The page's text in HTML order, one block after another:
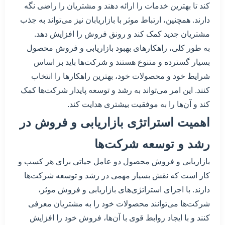
کند تا بهترین خدمات را ارائه دهند و مشتریان را راضی نگه
دارند. همچنین، ارتباط موثر با بازاریابان نیز می‌تواند به جذب
مشتریان جدید کمک کند و رونق فروش را افزایش دهد.
به طور کلی، راهکارهای بهبود بازاریابی و فروش محصول
بسیار گسترده و متنوع هستند و شرکت‌ها باید بر اساس
شرایط خود و محصولات خود، بهترین راهکارها را انتخاب
کنند. این امر می‌تواند به رشد و توسعه پایدار شرکت‌ها کمک
کند و آن‌ها را به موفقیت بیشتری هدایت کند.
اهمیت استراتژی بازاریابی و فروش در
رشد و توسعه شرکت‌ها
بازاریابی و فروش محصول دو عامل حیاتی برای هر کسب و
کار است که نقش بسیار مهمی در رشد و توسعه شرکت‌ها
دارند. با اجرای استراتژی‌های بازاریابی و فروش موثر،
شرکت‌ها می‌توانند محصولات خود را به مشتریان معرفی
کنند و با ایجاد روابط قوی با آن‌ها، فروش خود را افزایش